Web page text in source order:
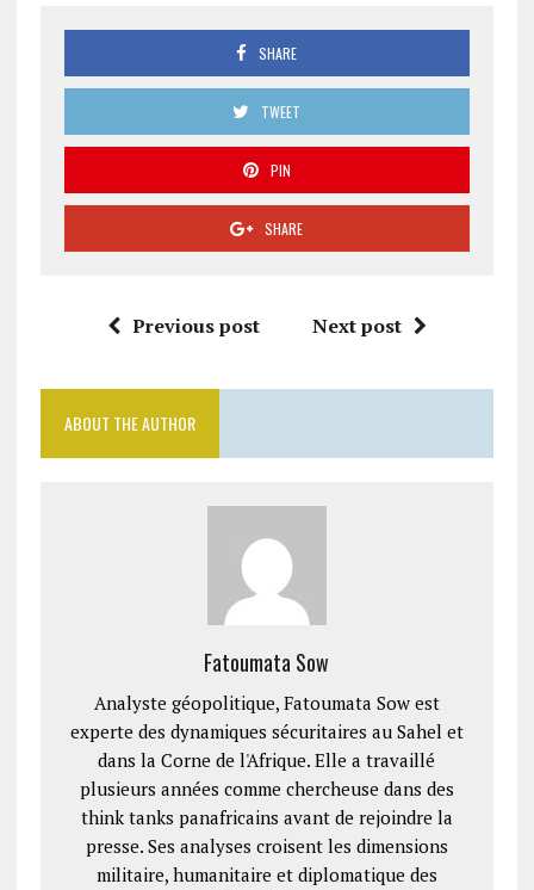
SHARE
TWEET
PIN
SHARE
Previous post Next post
ABOUT THE AUTHOR
Fatoumata Sow
Analyste géopolitique, Fatoumata Sow est
experte des dynamiques sécuritaires au Sahel et
dans la Corne de l'Afrique. Elle a travaillé
plusieurs années comme chercheuse dans des
think tanks panafricains avant de rejoindre la
presse. Ses analyses croisent les dimensions
militaire, humanitaire et diplomatique des